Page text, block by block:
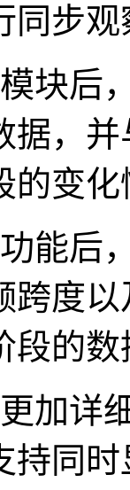
同步观
块后
据，
的变化
能后
跨度
段的
加详
持同